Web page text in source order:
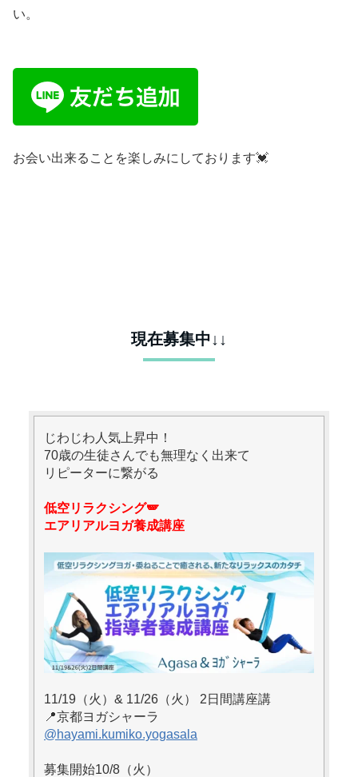
い。
お会い出来ることを楽しみにしております💓
現在募集中↓↓
じわじわ人気上昇中！
70歳の生徒さんでも無理なく出来て
リピーターに繋がる
低空リラクシング🪽
エアリアルヨガ養成講座
11/19（火）& 11/26（火） 2日間講座講
📍京都ヨガシャーラ
@hayami.kumiko.yogasala
募集開始10/8（火）